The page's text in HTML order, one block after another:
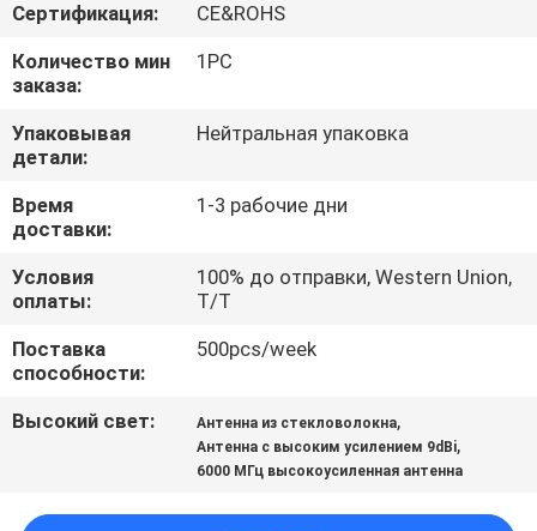
ТУР
ПО
ФАБРИКЕ
ПРОВЕРКА
КАЧЕСТВА
СВЯЖИТЕСЬ
МЫ
НОВОСТИ
Сертификация:
CE&ROHS
Количество мин
заказа:
1PC
Упаковывая
детали:
Нейтральная упаковка
Время
доставки:
1-3 рабочие дни
Условия
оплаты:
100% до отправки, Western Union,
T/T
Поставка
способности:
500pcs/week
Высокий свет: Антенна из стекловолокна,
Антенна с высоким усилением 9dBi,
6000 МГц высокоусиленная антенна